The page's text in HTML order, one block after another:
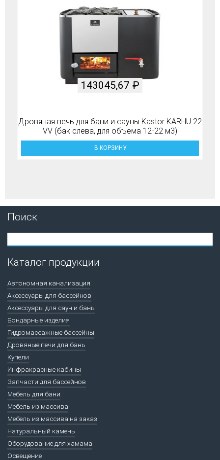
Дровяная печь для бани и сауны Kastor KARHU 22
VV (бак слева, для объема 12-22 м3)
143045,67 ₽
В КОРЗИНУ
Поиск
Каталог продукции
Автономная канализация
Аксессуары для бассейнов
Аксессуары для саун и бань
Бондарные изделия
Гидромассажные бассейны
Дровяные печи для бань
Купели
Инфракрасные кабины
Запчасти для бассейнов
Мебель для бани
Мебель из массива
Мебель из массива на заказ
Натуральный камень
Оборудование для хамама
Освещение